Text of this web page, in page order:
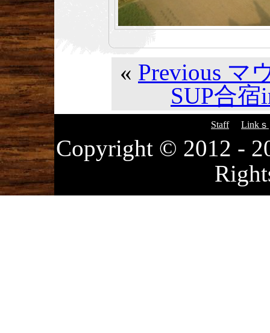
« Previous マ
SUP合
Staff Linkｓ
Copyright © 2012 -